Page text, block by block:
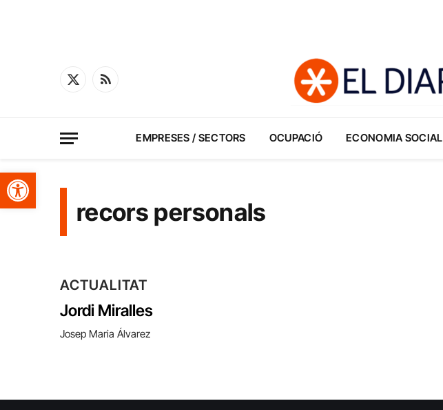
Obre la barra d'eines
X
RSS
EMPRESES / SECTORS OCUPACIÓ ECONOMIA SOCIAL
recors personals
ACTUALITAT
Jordi Miralles
Josep Maria Álvarez